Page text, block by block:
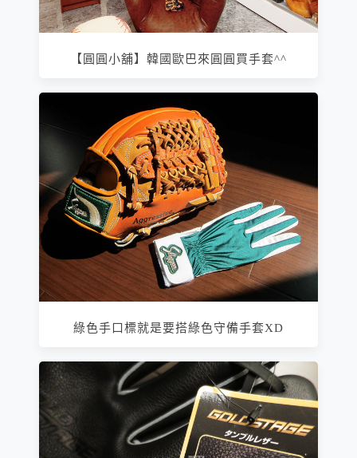
【圓圓小舖】韓國歐巴來圓圓買手套^^
綠色手口標就是要搭綠色守備手套XD